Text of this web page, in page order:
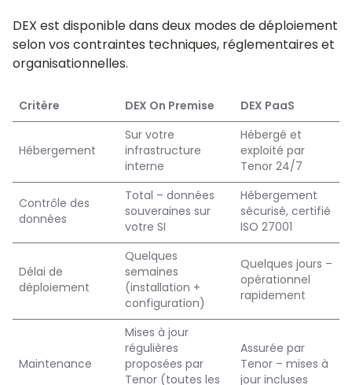
DEX est disponible dans deux modes de déploiement
selon vos contraintes techniques, réglementaires et
organisationnelles.
Critère DEX On Premise DEX PaaS
Hébergement
Sur votre
infrastructure
interne
Hébergé et
exploité par
Tenor 24/7
Contrôle des
données
Total – données
souveraines sur
votre SI
Hébergement
sécurisé, certifié
ISO 27001
Délai de
déploiement
Quelques
semaines
(installation +
configuration)
Quelques jours –
opérationnel
rapidement
Maintenance
Mises à jour
régulières
proposées par
Tenor (toutes les
Assurée par
Tenor – mises à
jour incluses